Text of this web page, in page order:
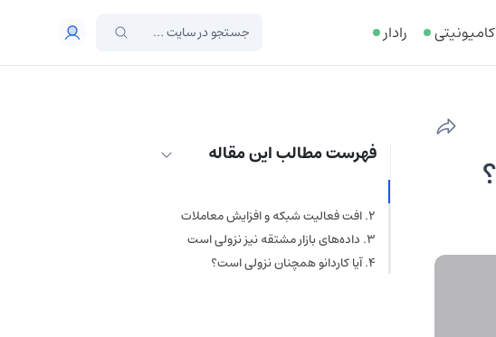
کامیونیتی رادار
فهرست مطالب این مقاله
تحلیل قیمت کاردانو (ADA)
افت فعالیت شبکه و افزایش معاملات
فروش
داده‌های بازار مشتقه نیز نزولی است
آیا کاردانو همچنان نزولی است؟